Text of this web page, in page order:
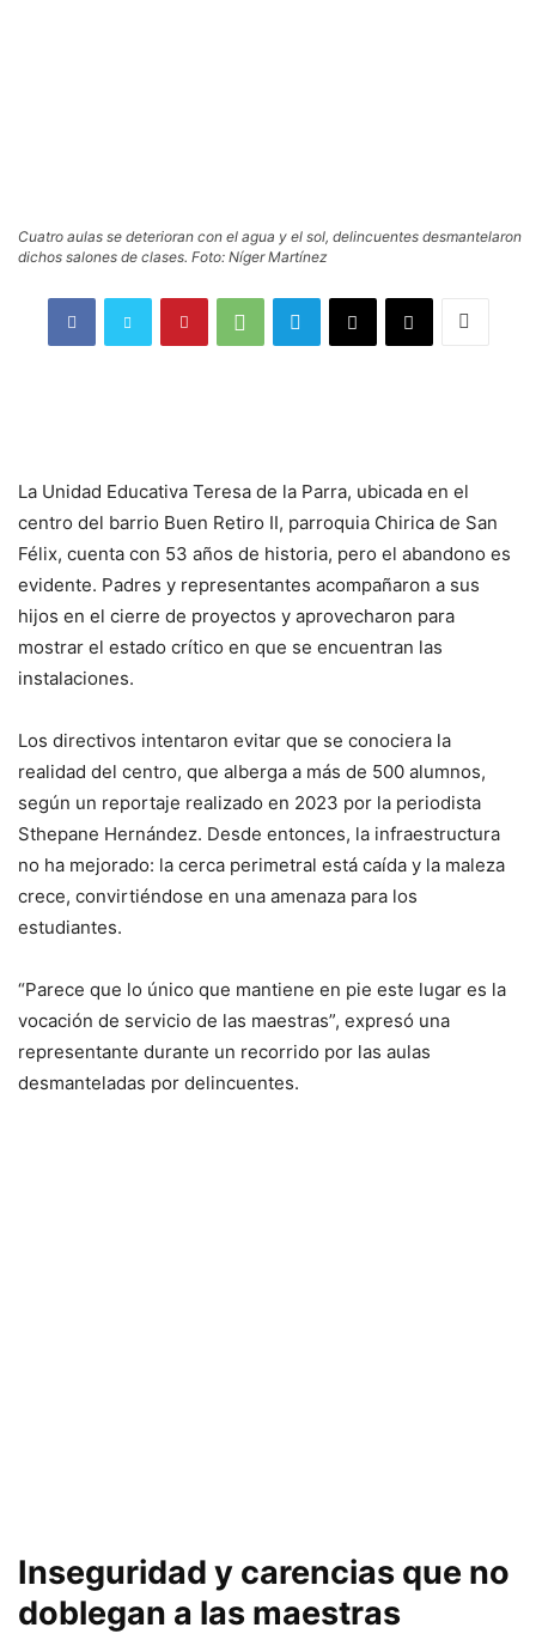
Cuatro aulas se deterioran con el agua y el sol, delincuentes desmantelaron
dichos salones de clases. Foto: Níger Martínez
La Unidad Educativa Teresa de la Parra, ubicada en el
centro del barrio Buen Retiro II, parroquia Chirica de San
Félix, cuenta con 53 años de historia, pero el abandono es
evidente. Padres y representantes acompañaron a sus
hijos en el cierre de proyectos y aprovecharon para
mostrar el estado crítico en que se encuentran las
instalaciones.
Los directivos intentaron evitar que se conociera la
realidad del centro, que alberga a más de 500 alumnos,
según un reportaje realizado en 2023 por la periodista
Sthepane Hernández. Desde entonces, la infraestructura
no ha mejorado: la cerca perimetral está caída y la maleza
crece, convirtiéndose en una amenaza para los
estudiantes.
“Parece que lo único que mantiene en pie este lugar es la
vocación de servicio de las maestras”, expresó una
representante durante un recorrido por las aulas
desmanteladas por delincuentes.
Inseguridad y carencias que no
doblegan a las maestras